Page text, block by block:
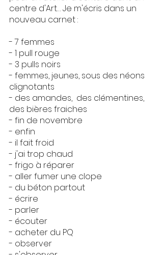
centre d'Art… Je m'écris dans un
nouveau carnet :
- 7 femmes
- 1 pull rouge
- 3 pulls noirs
- femmes, jeunes, sous des néons
clignotants
- des amandes,  des clémentines,
des bières fraiches
- fin de novembre
- enfin
- il fait froid
- j'ai trop chaud
- frigo à réparer
- aller fumer une clope
- du béton partout
- écrire
- parler
- écouter
- acheter du PQ
- observer